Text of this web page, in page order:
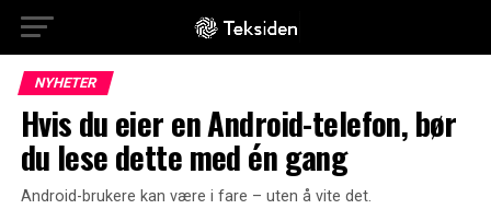
NYHETER
Hvis du eier en Android-telefon, bør
du lese dette med én gang
Android-brukere kan være i fare – uten å vite det.